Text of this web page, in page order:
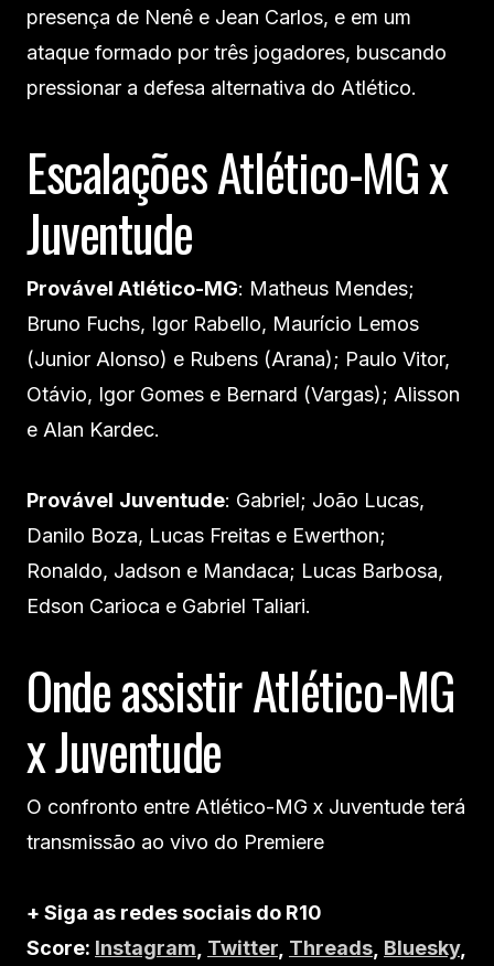
presença de Nenê e Jean Carlos, e em um
ataque formado por três jogadores, buscando
pressionar a defesa alternativa do Atlético.
Escalações Atlético-MG x
Juventude
Provável Atlético-MG: Matheus Mendes;
Bruno Fuchs, Igor Rabello, Maurício Lemos
(Junior Alonso) e Rubens (Arana); Paulo Vitor,
Otávio, Igor Gomes e Bernard (Vargas); Alisson
e Alan Kardec.
Provável Juventude: Gabriel; João Lucas,
Danilo Boza, Lucas Freitas e Ewerthon;
Ronaldo, Jadson e Mandaca; Lucas Barbosa,
Edson Carioca e Gabriel Taliari.
Onde assistir Atlético-MG
x Juventude
O confronto entre Atlético-MG x Juventude terá
transmissão ao vivo do Premiere
+ Siga as redes sociais do R10
Score: Instagram Twitter Threads Bluesky,